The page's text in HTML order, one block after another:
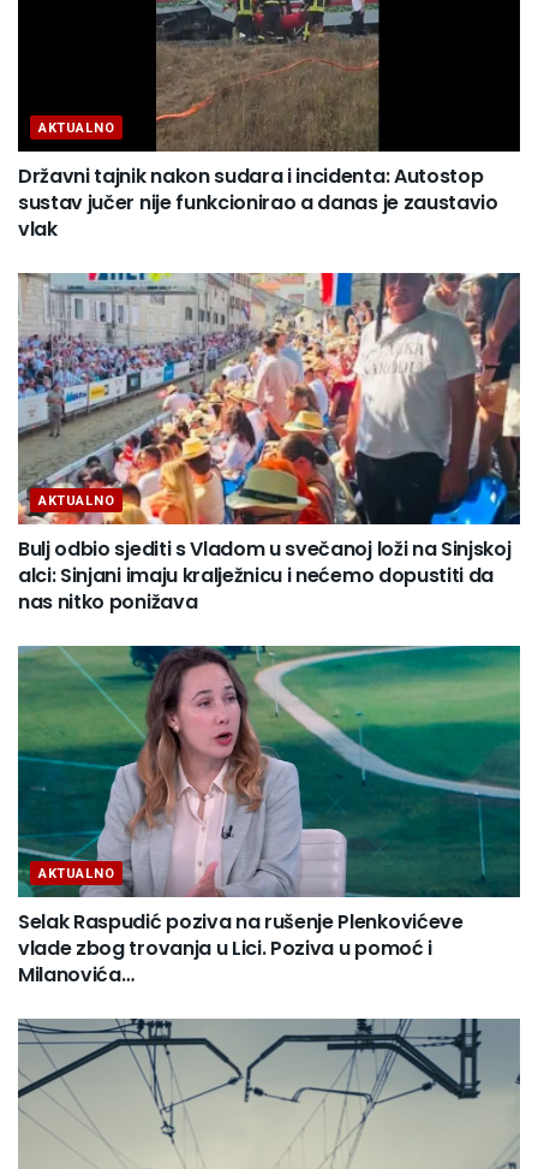
AKTUALNO
Državni tajnik nakon sudara i incidenta: Autostop
sustav jučer nije funkcionirao a danas je zaustavio
vlak
AKTUALNO
Bulj odbio sjediti s Vladom u svečanoj loži na Sinjskoj
alci: Sinjani imaju kralježnicu i nećemo dopustiti da
nas nitko ponižava
AKTUALNO
Selak Raspudić poziva na rušenje Plenkovićeve
vlade zbog trovanja u Lici. Poziva u pomoć i
Milanovića…